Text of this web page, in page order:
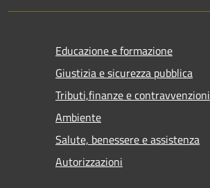
Educazione e formazione
Giustizia e sicurezza pubblica
Tributi,finanze e contravvenzioni
Ambiente
Salute, benessere e assistenza
Autorizzazioni